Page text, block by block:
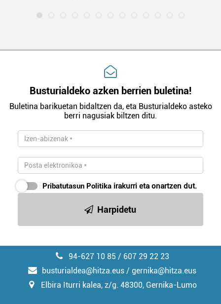
Busturialdeko azken berrien buletina!
Buletina barikuetan bidaltzen da, eta Busturialdeko asteko
berri nagusiak biltzen ditu.
Pribatutasun Politika irakurri eta onartzen dut.
Harpidetu
94-627 10 85 / 607 29 22 23
busturialdea@hitza.eus / gernika@hitza.eus
Elbira Iturri kalea, z/g. 48300, Gernika-Lumo